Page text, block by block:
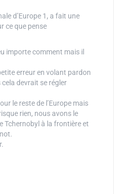
d’Europe 1, a fait une
ce que pense
importe comment mais il
erreur en volant pardon
devrait se régler
le reste de l’Europe mais
rien, nous avons le
Tchernobyl à la frontière et